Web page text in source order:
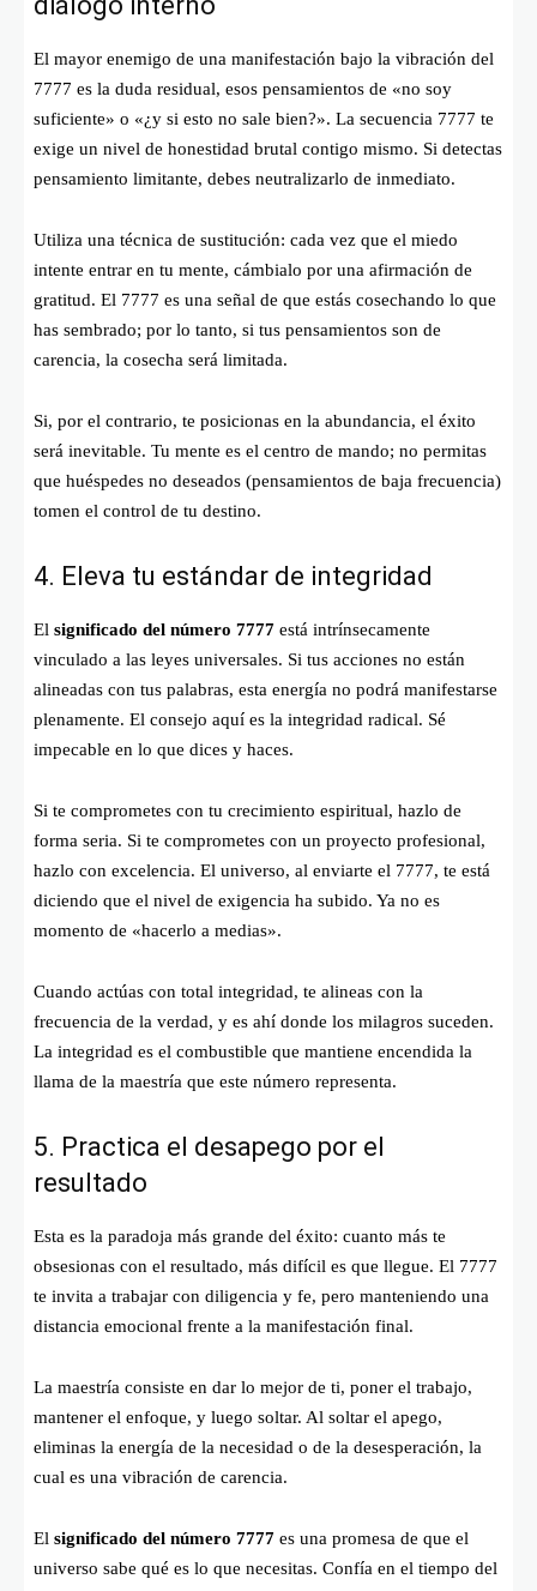
El mayor enemigo de una manifestación bajo la vibración del
7777 es la duda residual, esos pensamientos de «no soy
suficiente» o «¿y si esto no sale bien?». La secuencia 7777 te
exige un nivel de honestidad brutal contigo mismo. Si detectas
pensamiento limitante, debes neutralizarlo de inmediato.
Utiliza una técnica de sustitución: cada vez que el miedo
intente entrar en tu mente, cámbialo por una afirmación de
gratitud. El 7777 es una señal de que estás cosechando lo que
has sembrado; por lo tanto, si tus pensamientos son de
carencia, la cosecha será limitada.
Si, por el contrario, te posicionas en la abundancia, el éxito
será inevitable. Tu mente es el centro de mando; no permitas
que huéspedes no deseados (pensamientos de baja frecuencia)
tomen el control de tu destino.
4. Eleva tu estándar de integridad
El significado del número 7777 está intrínsecamente
vinculado a las leyes universales. Si tus acciones no están
alineadas con tus palabras, esta energía no podrá manifestarse
plenamente. El consejo aquí es la integridad radical. Sé
impecable en lo que dices y haces.
Si te comprometes con tu crecimiento espiritual, hazlo de
forma seria. Si te comprometes con un proyecto profesional,
hazlo con excelencia. El universo, al enviarte el 7777, te está
diciendo que el nivel de exigencia ha subido. Ya no es
momento de «hacerlo a medias».
Cuando actúas con total integridad, te alineas con la
frecuencia de la verdad, y es ahí donde los milagros suceden.
La integridad es el combustible que mantiene encendida la
llama de la maestría que este número representa.
5. Practica el desapego por el
resultado
Esta es la paradoja más grande del éxito: cuanto más te
obsesionas con el resultado, más difícil es que llegue. El 7777
te invita a trabajar con diligencia y fe, pero manteniendo una
distancia emocional frente a la manifestación final.
La maestría consiste en dar lo mejor de ti, poner el trabajo,
mantener el enfoque, y luego soltar. Al soltar el apego,
eliminas la energía de la necesidad o de la desesperación, la
cual es una vibración de carencia.
El significado del número 7777 es una promesa de que el
universo sabe qué es lo que necesitas. Confía en el tiempo del